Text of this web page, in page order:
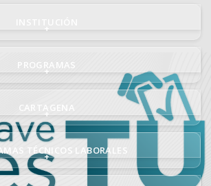
+
PROGRAMAS
+
CARTAGENA
+
TÉCNICOS LABORALES
+